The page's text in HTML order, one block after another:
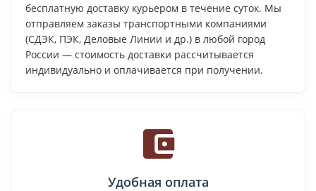
бесплатную доставку курьером в течение суток. Мы
отправляем заказы транспортными компаниями
(СДЭК, ПЭК, Деловые Линии и др.) в любой город
России — стоимость доставки рассчитывается
индивидуально и оплачивается при получении.
Удобная оплата